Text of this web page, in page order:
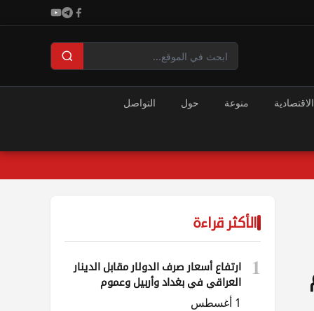
منوعة حول التواصل
الأكثر قراءة
1
ارتفاع أسعار صرف الدولار مقابل الدينار
العراقي في بغداد وأربيل وعموم
المحافظات
1 أغسطس